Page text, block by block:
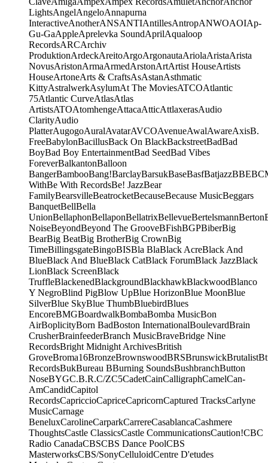
LightsAngelAngeloAnnapurna
InteractiveAnotherANSANTIAntillesAntropANWOAOIAp-
Gu-GaAppleAprelevka SoundAprilAqualoop
RecordsARCArchiv
ProduktionArdeckAreitoArgoArgonautaAriolaAristaArista
NovusAristonArmaArmedArstonArtArtist HouseArtists
HouseArtoneArts & CraftsAsAstanAsthmatic
KittyAstralwerkAsylumAt The MoviesATCOAtlantic
75Atlantic CurveAtlasAtlas
ArtistsATOAtomhengeAttacaAtticAttlaxerasAudio
ClarityAudio
PlatterAugogoAuralAvatarAVCOAvenueAwalAwareAxisB.
FreeBabylonBacillusBack On BlackBackstreetBadBad
BoyBad Boy EntertainmentBad SeedBad Vibes
ForeverBalkantonBalloon
BangerBambooBang!BarclayBarsukBaseBasfBatjazzBBE
WithBe With RecordsBe! JazzBear
FamilyBearsvilleBeatrocketBecauseBecause MusicBeggars
BanquetBellBella
UnionBellaphonBellaponBellatrixBellevueBertelsmannBerton
NoiseBeyondBeyond The GrooveBFishBGPBiberBig
BearBig BeatBig BrotherBig CrownBig
TimeBillingsgateBingoBISBla BlaBlack AcreBlack And
BlueBlack And BlueBlack CatBlack ForumBlack JazzBlack
LionBlack ScreenBlack
TruffleBlackenedBlackgroundBlackhawkBlackwoodBlanco
Y NegroBlind PigBlow UpBlue HorizonBlue MoonBlue
SilverBlue SkyBlue ThumbBluebirdBlues
EncoreBMGBoardwalkBombaBomba MusicBon
AirBoplicityBorn BadBoston InternationalBoulevardBrain
CrusherBrainfeederBranch MusicBraveBridge Nine
RecordsBright Midnight ArchivesBritish
GroveBroma16BronzeBrownswoodBRSBrunswickBrutalist
RecordsBukBureau BBurning SoundsBushbranchButton
NoseBYGC.B.R.C/ZC5CadetCainCalligraphCamelCan-
AmCandidCapitol
RecordsCapriccioCapriceCapricornCaptured TracksCarlyne
MusicCarnage
BeneluxCarolineCarparkCarrereCasablancaCashmere
ThoughtsCastle ClassicsCastle CommunicationsCaution!CBC
Radio CanadaCBSCBS Dance PoolCBS
MasterworksCBS/SonyCelluloidCentre D'etudes